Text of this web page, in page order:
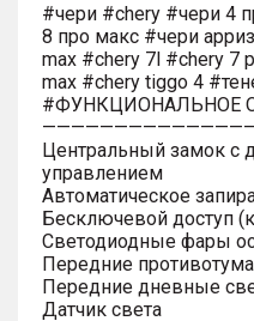
#чери #chery #чери 4
8 про макс #чери
max #chery 7l #chery 7
max #chery tiggo 4
#ФУНКЦИОНАЛЬНОЕ
Центральный замок с
управлением
Автоматическое
Бесключевой доступ
Светодиодные фары
Передние
Передние дневные
Датчик света